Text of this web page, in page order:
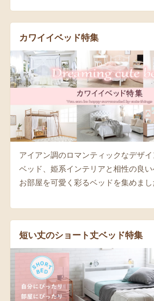
カワイイベッド特集
アイアン調のロマンティックなデザイ
ベッド、姫系インテリアと相性の良い
お部屋を可愛く彩るベッドを集めまし
短い丈のショート丈ベッド特集